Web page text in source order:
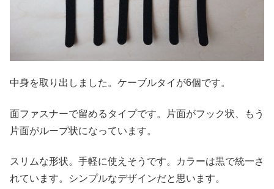
中身を取り出しました。ケーブルタイが6個です。
面ファスナーで留めるタイプです。片面がフック状、もう
片面がループ状になっています。
スリムな形状。手軽に使えそうです。カラーは黒で統一さ
れています。シンプルなデザインだと思います。